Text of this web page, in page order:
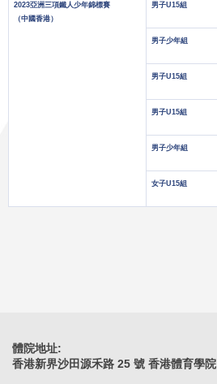
2023亞洲三項鐵人少年錦標賽
（中國香港）
男子U15組
男子少年組
男子U15組
男子U15組
男子少年組
女子U15組
體院地址:
香港新界沙田源禾路 25 號 香港體育學院